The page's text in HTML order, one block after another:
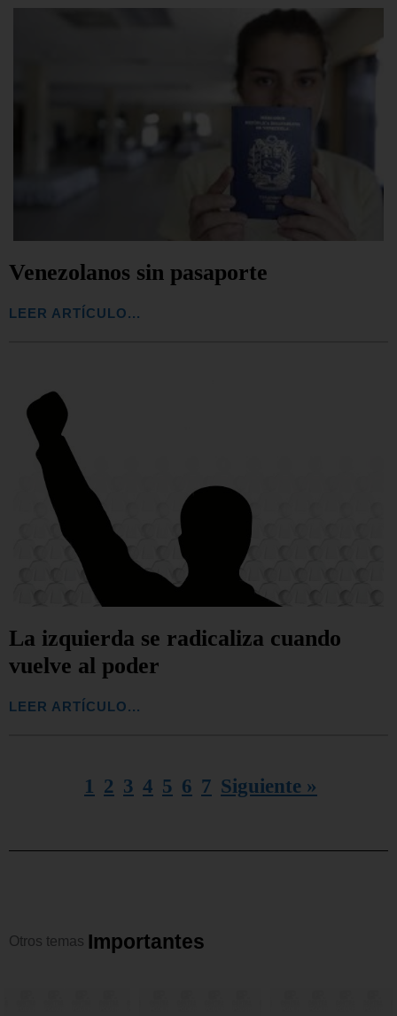
Venezolanos sin pasaporte
LEER ARTÍCULO...
La izquierda se radicaliza cuando
vuelve al poder
LEER ARTÍCULO...
1 2 3 4 5 6 7 Siguiente »
Otros temas Importantes